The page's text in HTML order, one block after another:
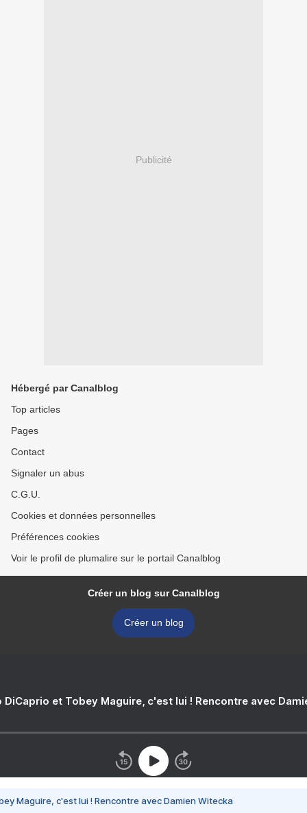
Publicité
Hébergé par Canalblog
Top articles
Pages
Contact
Signaler un abus
C.G.U.
Cookies et données personnelles
Préférences cookies
Voir le profil de plumalire sur le portail Canalblog
Créer un blog sur Canalblog
Créer un blog
DiCaprio et Tobey Maguire, c'est lui ! Rencontre avec
Maguire, c'est lui ! Rencontre avec Damien Witecka